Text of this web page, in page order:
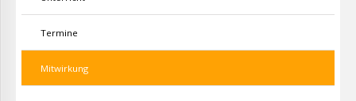
Termine
Mitwirkung